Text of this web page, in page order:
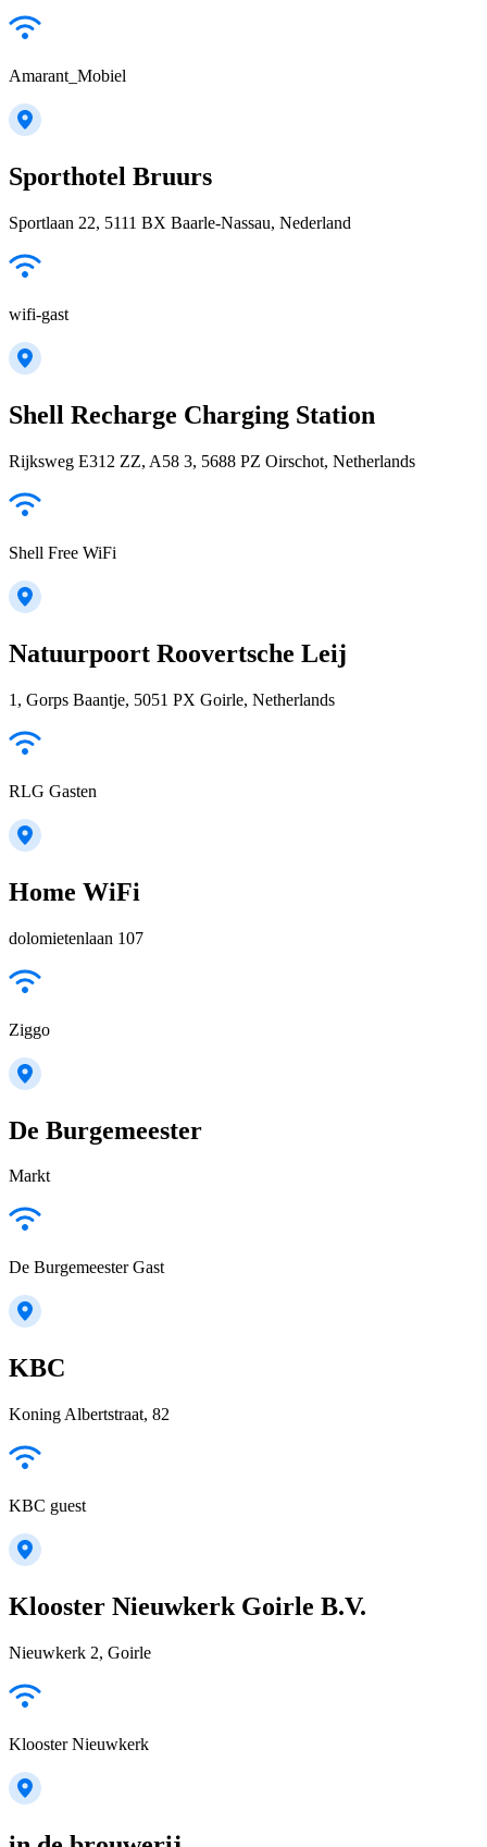
Amarant_Mobiel
Sporthotel Bruurs
Sportlaan 22, 5111 BX Baarle-Nassau, Nederland
wifi-gast
Shell Recharge Charging Station
Rijksweg E312 ZZ, A58 3, 5688 PZ Oirschot, Netherlands
Shell Free WiFi
Natuurpoort Roovertsche Leij
1, Gorps Baantje, 5051 PX Goirle, Netherlands
RLG Gasten
Home WiFi
dolomietenlaan 107
Ziggo
De Burgemeester
Markt
De Burgemeester Gast
KBC
Koning Albertstraat, 82
KBC guest
Klooster Nieuwkerk Goirle B.V.
Nieuwkerk 2, Goirle
Klooster Nieuwkerk